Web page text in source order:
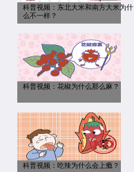
科普视频：东北大米和南方大米为什
么不一样？
科普视频：花椒为什么那么麻？
科普视频：吃辣为什么会上瘾？